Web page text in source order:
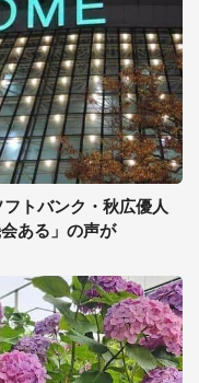
トバンク・秋広優人
ある」の声が